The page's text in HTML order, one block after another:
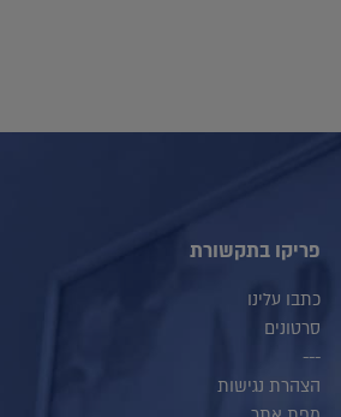
פריקו בתקשורת
כתבו עלינו
סרטונים
---
הצהרת נגישות